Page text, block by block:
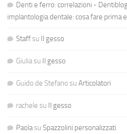
Denti e ferro: correlazioni -
implantologia dentale: cosa fare prima
Staffsu Il gesso
Giuliasu Il gesso
Guido de Stefano su Articolatori
rachele su Il gesso
Paolasu Spazzolini personalizzati